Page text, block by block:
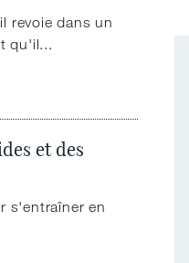
revoie dans un
qu'il...
et des
s'entraîner en